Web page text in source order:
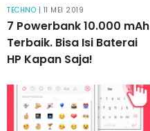
TECHNO | 11 MEI 2019
7 Powerbank 10.000 mAh
Terbaik. Bisa Isi Baterai
HP Kapan Saja!